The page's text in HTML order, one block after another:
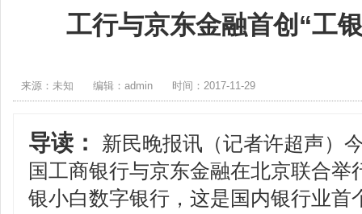
工行与京东金融首创“工
来源：未知 编辑：admin 时间：2017-11-29
导读：
新民晚报讯（记者许超声）
国工商银行与京东金融在北京联合举
银小白数字银行，这是国内银行业首